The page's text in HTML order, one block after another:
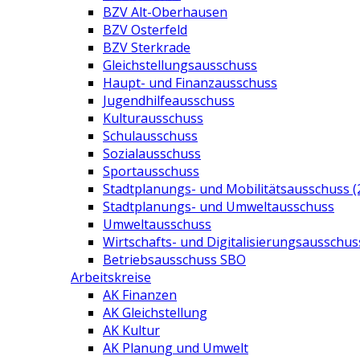
BZV Alt-Oberhausen
BZV Osterfeld
BZV Sterkrade
Gleichstellungsausschuss
Haupt- und Finanzausschuss
Jugendhilfeausschuss
Kulturausschuss
Schulausschuss
Sozialausschuss
Sportausschuss
Stadtplanungs- und Mobilitätsausschuss
Stadtplanungs- und Umweltausschuss
Umweltausschuss
Wirtschafts- und
Betriebsausschuss SBO
Arbeitskreise
AK Finanzen
AK Gleichstellung
AK Kultur
AK Planung und Umwelt